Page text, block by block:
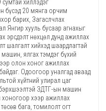
хиллэдэг
бүсэд 20 мянга орчим
барих, Загаслчлах
Янгир хууль бусаар агнахыг
эрсдэлт нөхцөл дунд ажиллах
шалгалт хийхэд шаардлагтай
ялгах тэмдэг бүхий
олон хоног ажиллах
Одоогоор уналгад аваад
хүйтний улирал цаг
бэрхшээлтэй ЗДТГ-ын машин
хоногоор хээр ажиллах
бага, томилолт огт